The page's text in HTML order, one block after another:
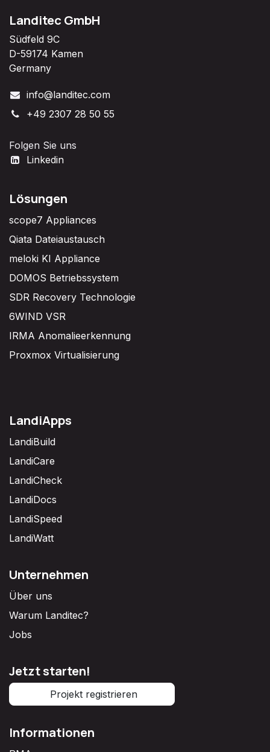
Landitec GmbH
Südfeld 9C
D-59174 Kamen
Germany
info@landitec.com
+49 2307 28 50 55
Folgen Sie uns
Linkedin
Lösungen
scope7 Appliances
Qiata Dateiaustausch
meloki KI Appliance
DOMOS Betriebssystem
SDR Recovery Technologie
6WIND VSR
IRMA Anomalieerkennung
Proxmox Virtualisierung
LandiApps
LandiBuild
LandiCare
LandiCheck
LandiDocs
LandiSpeed
LandiWatt
Unternehmen
Über uns
Warum Landitec?
Jobs
Jetzt starten!
Projekt registrieren
Informationen